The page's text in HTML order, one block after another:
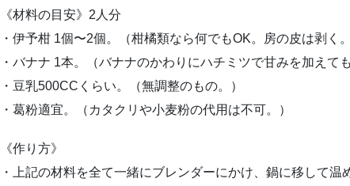
《材料の目安》2人分
・伊予柑 1個〜2個。（柑橘類なら何でもOK。房の皮は剥く。
・バナナ 1本。（バナナのかわりにハチミツで甘みを加えて
・豆乳500CCくらい。（無調整のもの。）
・葛粉適宜。（カタクリや小麦粉の代用は不可。）
《作り方》
・上記の材料を全て一緒にブレンダーにかけ、鍋に移して